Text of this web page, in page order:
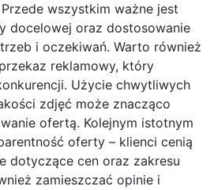
wszystkim ważne jest
docelowej oraz dostosowanie
i oczekiwań. Warto również
reklamowy, który
Użycie chwytliwych
zdjęć może znacząco
ofertą. Kolejnym istotnym
oferty – klienci cenią
dotyczące cen oraz zakresu
zamieszczać opinie i